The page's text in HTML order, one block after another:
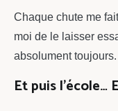
Chaque chute me
moi de le laisser
absolument toujours.
Et puis l’école…